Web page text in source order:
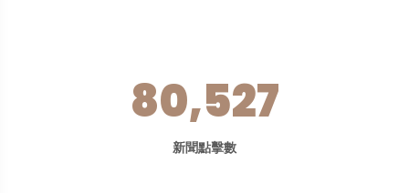
80,527
新聞點擊數